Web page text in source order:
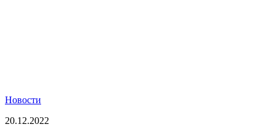
Новости
20.12.2022